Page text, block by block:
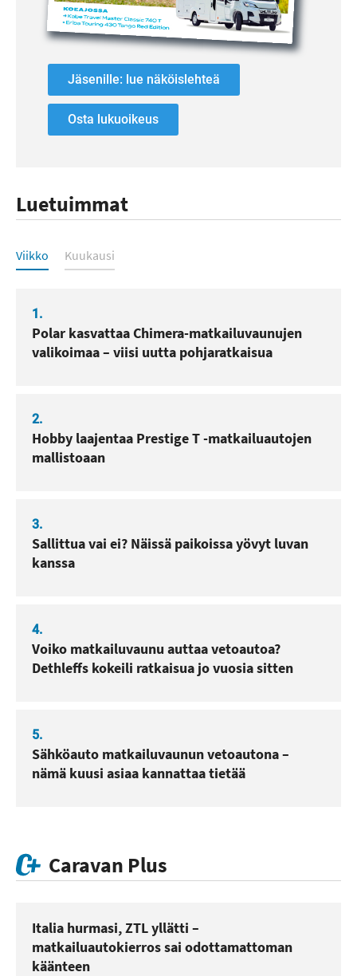
Jäsenille: lue näköislehteä
Osta lukuoikeus
Luetuimmat
Luetuimmat
Viikko Kuukausi
1.
Polar kasvattaa Chimera-matkailuvaunujen
valikoimaa – viisi uutta pohjaratkaisua
2.
Hobby laajentaa Prestige T -matkailuautojen
mallistoaan
3.
Sallittua vai ei? Näissä paikoissa yövyt luvan
kanssa
4.
Voiko matkailuvaunu auttaa vetoautoa?
Dethleffs kokeili ratkaisua jo vuosia sitten
5.
Sähköauto matkailuvaunun vetoautona –
nämä kuusi asiaa kannattaa tietää
Caravan Plus
Italia hurmasi, ZTL yllätti –
matkailuautokierros sai odottamattoman
käänteen